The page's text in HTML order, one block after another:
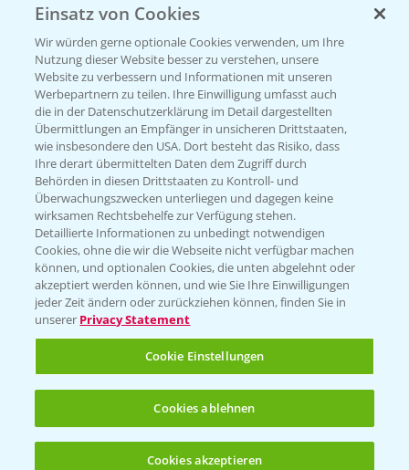
Beratung auf WhatsApp
T.+49 (0)174 346 564 1
KONTAKT
Hilfe in Notfällen
T.+49 (0)214/30-20220
Folgen Sie uns
Einsatz von Cookies
Wir würden gerne optionale Cookies verwenden, um Ihre
Nutzung dieser Website besser zu verstehen, unsere
Website zu verbessern und Informationen mit unseren
Werbepartnern zu teilen. Ihre Einwilligung umfasst auch
die in der Datenschutzerklärung im Detail dargestellten
Übermittlungen an Empfänger in unsicheren Drittstaaten,
wie insbesondere den USA. Dort besteht das Risiko, dass
Ihre derart übermittelten Daten dem Zugriff durch
Behörden in diesen Drittstaaten zu Kontroll- und
Überwachungszwecken unterliegen und dagegen keine
wirksamen Rechtsbehelfe zur Verfügung stehen.
Detaillierte Informationen zu unbedingt notwendigen
Cookies, ohne die wir die Webseite nicht verfügbar machen
können, und optionalen Cookies, die unten abgelehnt oder
akzeptiert werden können, und wie Sie Ihre Einwilligungen
jeder Zeit ändern oder zurückziehen können, finden Sie in
unserer Privacy Statement
Cookie Einstellungen
Cookies ablehnen
Cookies akzeptieren